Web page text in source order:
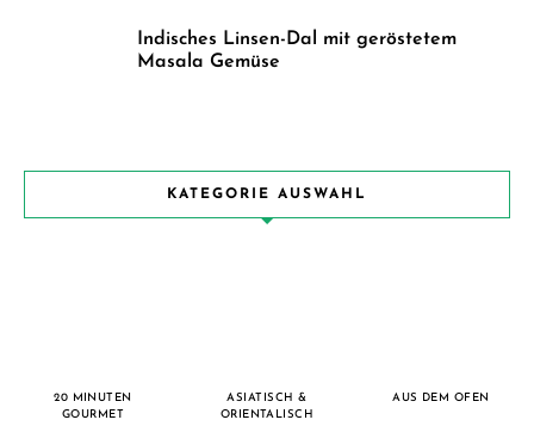
Indisches Linsen-Dal mit geröstetem
Masala Gemüse
KATEGORIE AUSWAHL
20 MINUTEN
GOURMET
ASIATISCH &
ORIENTALISCH
AUS DEM OFEN